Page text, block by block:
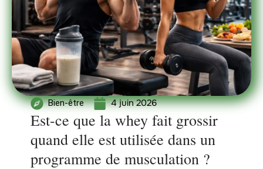
Bien-être 4 juin 2026
Est-ce que la whey fait grossir
quand elle est utilisée dans un
programme de musculation ?